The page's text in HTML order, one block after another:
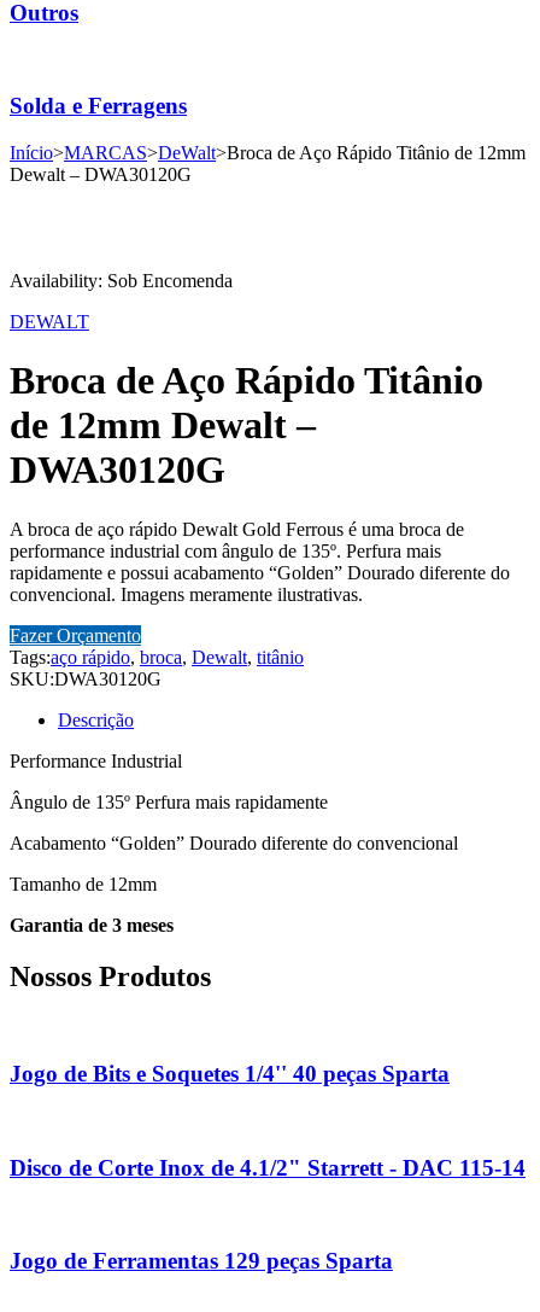
Outros
Solda e Ferragens
Início>MARCAS>DeWalt>Broca de Aço Rápido Titânio de 12mm
Dewalt – DWA30120G
Availability: Sob Encomenda
DEWALT
Broca de Aço Rápido Titânio
de 12mm Dewalt –
DWA30120G
A broca de aço rápido Dewalt Gold Ferrous é uma broca de
performance industrial com ângulo de 135º. Perfura mais
rapidamente e possui acabamento “Golden” Dourado diferente do
convencional. Imagens meramente ilustrativas.
Fazer Orçamento
Tags:aço rápido, broca, Dewalt, titânio
SKU:DWA30120G
Descrição
Performance Industrial
Ângulo de 135º Perfura mais rapidamente
Acabamento “Golden” Dourado diferente do convencional
Tamanho de 12mm
Garantia de 3 meses
Nossos Produtos
Jogo de Bits e Soquetes 1/4'' 40 peças Sparta
Disco de Corte Inox de 4.1/2" Starrett - DAC 115-14
Jogo de Ferramentas 129 peças Sparta